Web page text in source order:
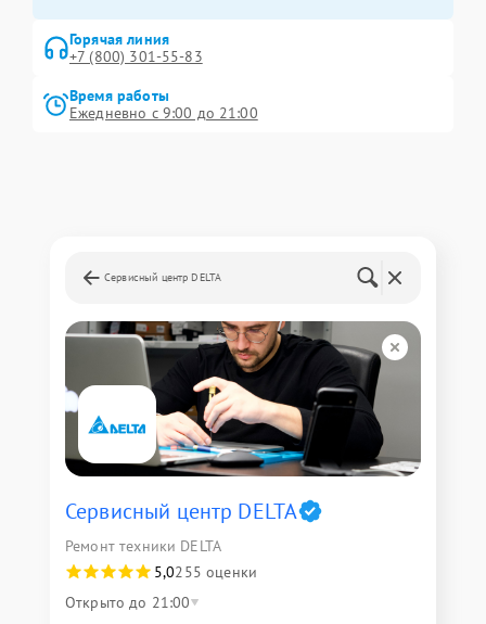
Горячая линия
+7 (800) 301-55-83
Время работы
Ежедневно с 9:00 до 21:00
Сервисный центр DELTA
Сервисный центр DELTA
Ремонт техники DELTA
5,0255 оценки
Открыто до 21:00